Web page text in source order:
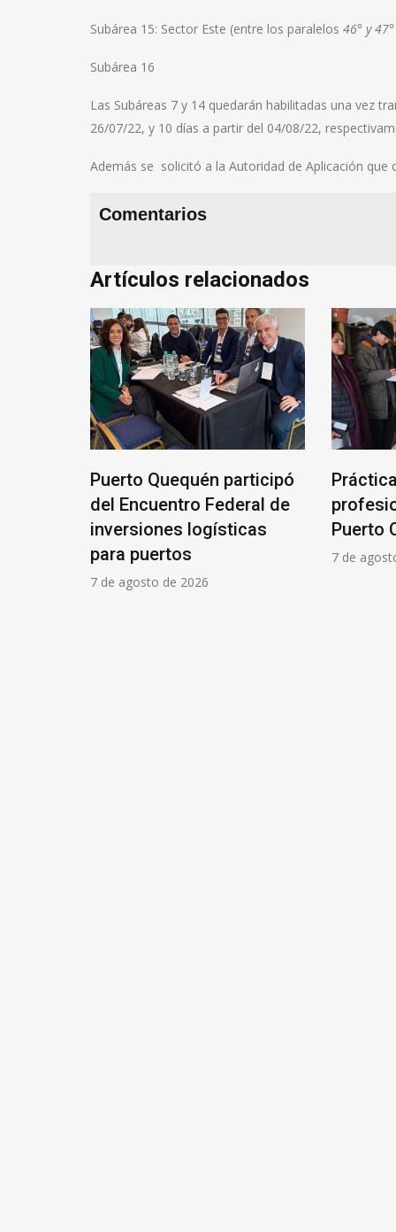
Subárea 15: Sector Este (entre los paralelos 46° y
Subárea 16
Las Subáreas 7 y 14 quedarán habilitadas una vez
26/07/22, y 10 días a partir del 04/08/22,
Además se solicitó a la Autoridad de Aplicación
Comentarios
Artículos relacionados
Puerto Quequén participó
del Encuentro Federal de
inversiones logísticas
para puertos
7 de agosto de 2026
Puerto
7 de